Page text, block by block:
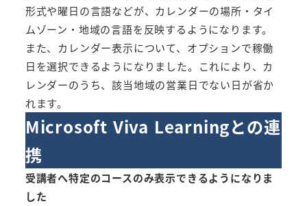
形式や曜日の言語などが、カレンダーの場所・タイ
ムゾーン・地域の言語を反映するようになります。
また、カレンダー表示について、オプションで稼働
日を選択できるようになりました。これにより、カ
レンダーのうち、該当地域の営業日でない日が省か
れます。
Microsoft Viva Learningとの連
携
受講者へ特定のコースのみ表示できるようになりま
した